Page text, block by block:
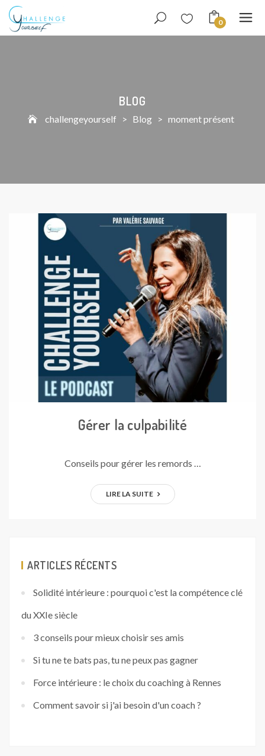
0
BLOG
challengeyourself > Blog > moment présent
Gérer la culpabilité
Conseils pour gérer les remords …
LIRE LA SUITE
ARTICLES RÉCENTS
Solidité intérieure : pourquoi c'est la compétence clé
du XXIe siècle
3 conseils pour mieux choisir ses amis
Si tu ne te bats pas, tu ne peux pas gagner
Force intérieure : le choix du coaching à Rennes
Comment savoir si j'ai besoin d'un coach ?